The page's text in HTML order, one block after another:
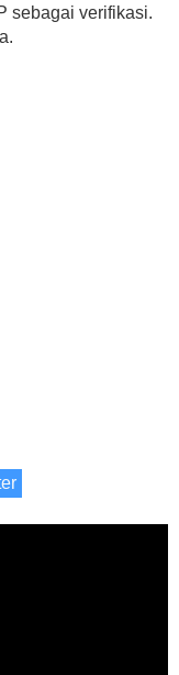
sebagai verifikasi.